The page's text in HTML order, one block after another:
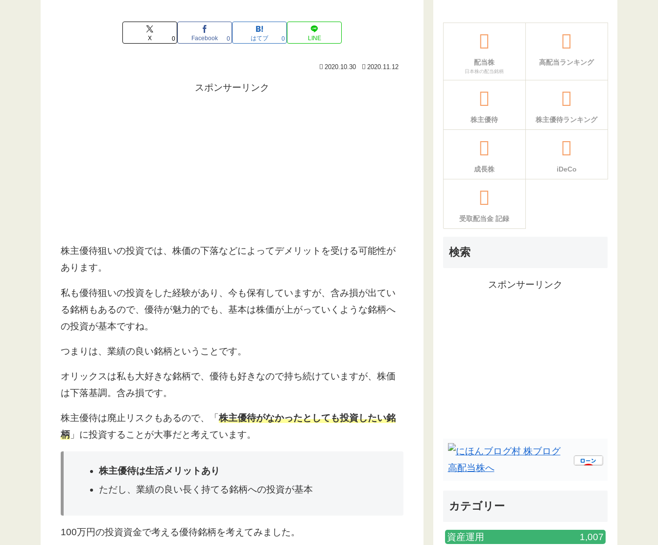
X 0 Facebook 0 はてブ 0 LINE
2020.10.30 2020.11.12
スポンサーリンク
株主優待狙いの投資では、株価の下落などによってデメリットを受ける可能性が
あります。
私も優待狙いの投資をした経験があり、今も保有していますが、含み損が出てい
る銘柄もあるので、優待が魅力的でも、基本は株価が上がっていくような銘柄へ
の投資が基本ですね。
つまりは、業績の良い銘柄ということです。
オリックスは私も大好きな銘柄で、優待も好きなので持ち続けていますが、株価
は下落基調。含み損です。
株主優待は廃止リスクもあるので、「株主優待がなかったとしても投資したい銘
柄 」に投資することが大事だと考えています。
株主優待は生活メリットあり
ただし、業績の良い長く持てる銘柄への投資が基本
100万円の投資資金で考える優待銘柄を考えてみました。
配当株
日本株の配当銘柄
高配当ランキング
株主優待 株主優待ランキング
成長株 iDeCo
受取配当金 記録
検索
スポンサーリンク
カテゴリー
資産運用
1,007